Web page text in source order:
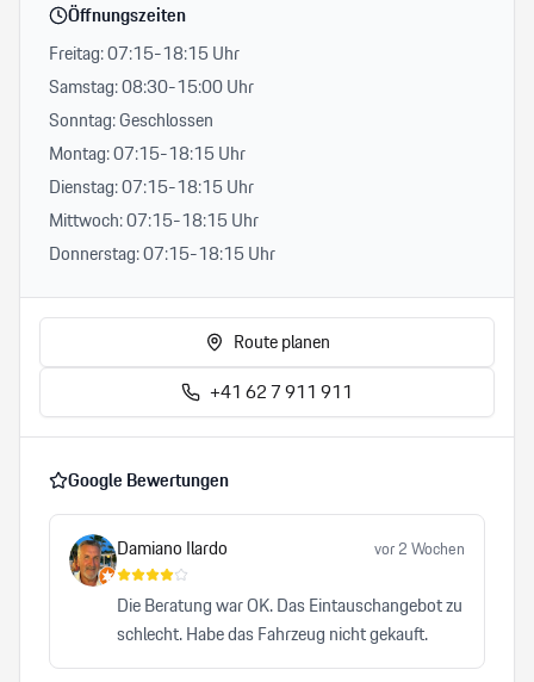
Öffnungszeiten
Freitag: 07:15-18:15 Uhr
Samstag: 08:30-15:00 Uhr
Sonntag: Geschlossen
Montag: 07:15-18:15 Uhr
Dienstag: 07:15-18:15 Uhr
Mittwoch: 07:15-18:15 Uhr
Donnerstag: 07:15-18:15 Uhr
Route planen
+41 62 7 911 911
Google Bewertungen
Damiano Ilardo vor 2 Wochen
Die Beratung war OK. Das Eintauschangebot zu
schlecht. Habe das Fahrzeug nicht gekauft.